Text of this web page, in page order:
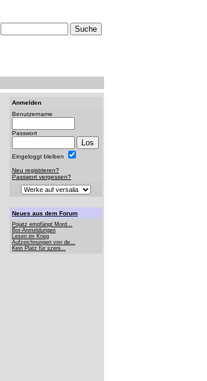
Anmelden
Benutzername
Passwort
Eingeloggt bleiben
Neu registrieren?
Passwort vergessen?
Neues aus dem Forum
Pojatz empfängt Mord...
Bot-Anmeldungen
Lesen im Krieg
Aufzeichnungen von de...
Kein Platz für szeni...